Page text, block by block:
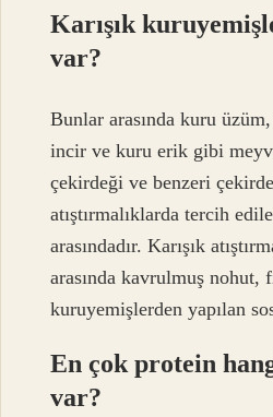
Karışık
var?
Bunlar arasında kuru
incir ve kuru erik gibi
çekirdeği ve benzeri
atıştırmalıklarda tercih
arasındadır. Karışık
arasında kavrulmuş nohut,
kuruyemişlerden yapılan
En çok protein
var?